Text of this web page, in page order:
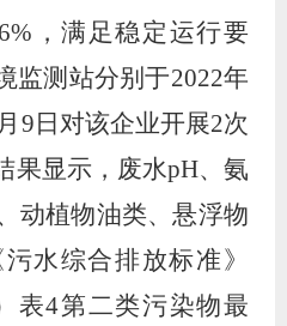
，满足稳定运行要
监测站分别于2022年
月 9 日对该企业开展2次
果显示，废水pH、氨
动植物油类、悬浮物
水综合排放标准》
表4第二类污染物最